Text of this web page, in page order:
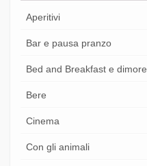
Aperitivi
Bar e pausa pranzo
Bed and Breakfast e dimore
Bere
Cinema
Con gli animali